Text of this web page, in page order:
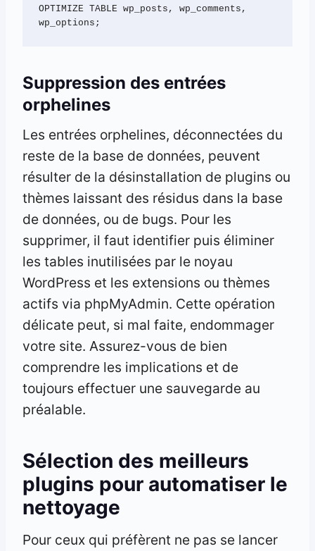
OPTIMIZE TABLE wp_posts, wp_comments,
wp_options;
Suppression des entrées
orphelines
Les entrées orphelines, déconnectées du
reste de la base de données, peuvent
résulter de la désinstallation de plugins ou
thèmes laissant des résidus dans la base
de données, ou de bugs. Pour les
supprimer, il faut identifier puis éliminer
les tables inutilisées par le noyau
WordPress et les extensions ou thèmes
actifs via phpMyAdmin. Cette opération
délicate peut, si mal faite, endommager
votre site. Assurez-vous de bien
comprendre les implications et de
toujours effectuer une sauvegarde au
préalable.
Sélection des meilleurs
plugins pour automatiser le
nettoyage
Pour ceux qui préfèrent ne pas se lancer